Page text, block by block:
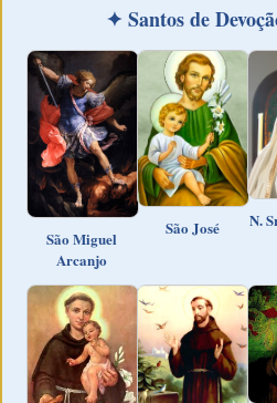
✦ Santos de
São Miguel
Arcanjo
São José N.